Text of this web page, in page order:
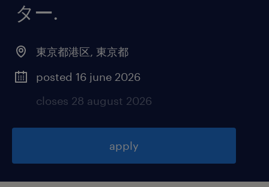
ター.
東京都港区, 東京都
posted 16 june 2026
closes 28 august 2026
apply